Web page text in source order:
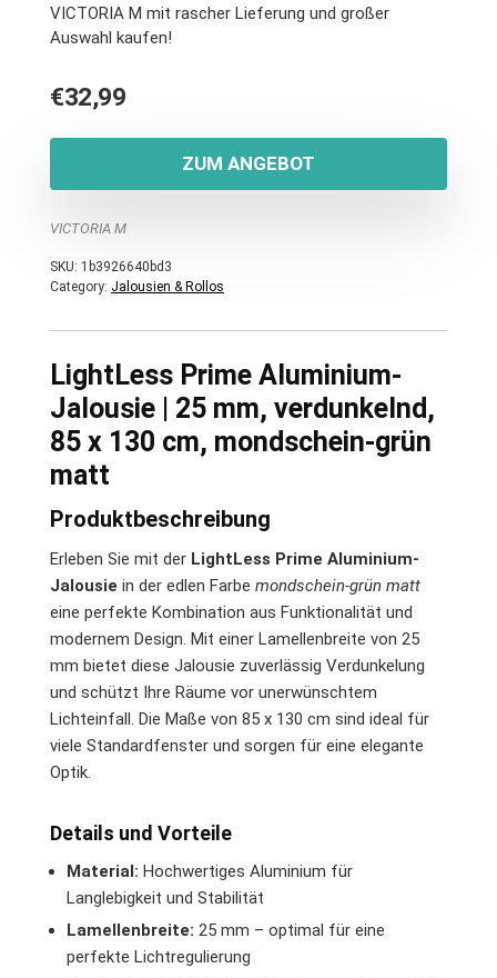
VICTORIA M mit rascher Lieferung und großer
Auswahl kaufen!
€32,99
ZUM ANGEBOT
VICTORIA M
SKU: 1b3926640bd3
Category: Jalousien & Rollos
LightLess Prime Aluminium-
Jalousie | 25 mm, verdunkelnd,
85 x 130 cm, mondschein-grün
matt
Produktbeschreibung
Erleben Sie mit der LightLess Prime Aluminium-
Jalousie in der edlen Farbe mondschein-grün matt
eine perfekte Kombination aus Funktionalität und
modernem Design. Mit einer Lamellenbreite von 25
mm bietet diese Jalousie zuverlässig Verdunkelung
und schützt Ihre Räume vor unerwünschtem
Lichteinfall. Die Maße von 85 x 130 cm sind ideal für
viele Standardfenster und sorgen für eine elegante
Optik.
Details und Vorteile
Material: Hochwertiges Aluminium für
Langlebigkeit und Stabilität
Lamellenbreite: 25 mm – optimal für eine
perfekte Lichtregulierung